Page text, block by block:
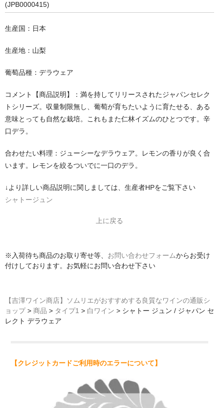
(JPB0000415)
生産国：日本
生産地：山梨
葡萄品種：デラウェア
コメント【商品説明】：満を持してリリースされたジャパンセレク
トシリーズ。収量制限無し、葡萄が育ちたいように育たせる、ある
意味とっても自然な栽培。これもまた仁林イズムのひとつです。辛
口デラ。
合わせたい料理：ジューシーなデラウェア。レモンの香りが良く合
います。レモンを絞るついでに一口のデラ。
↓より詳しい商品説明に関しましては、生産者HPをご覧下さい
シャトージュン
上に戻る
※入荷待ち商品のお取り寄せ等、 お問い合わせフォームからお受け
付けしております。お気軽にお問い合わせ下さい
【吉澤ワイン商店】ソムリエがおすすめする良質なワインの通販シ
ョップ> 商品 > タイプ1 > 白ワイン > シャトー ジュン / ジャパン セ
レクト デラウェア
【クレジットカードご利用時のエラーについて】